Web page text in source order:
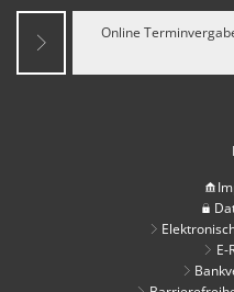
Online
E-